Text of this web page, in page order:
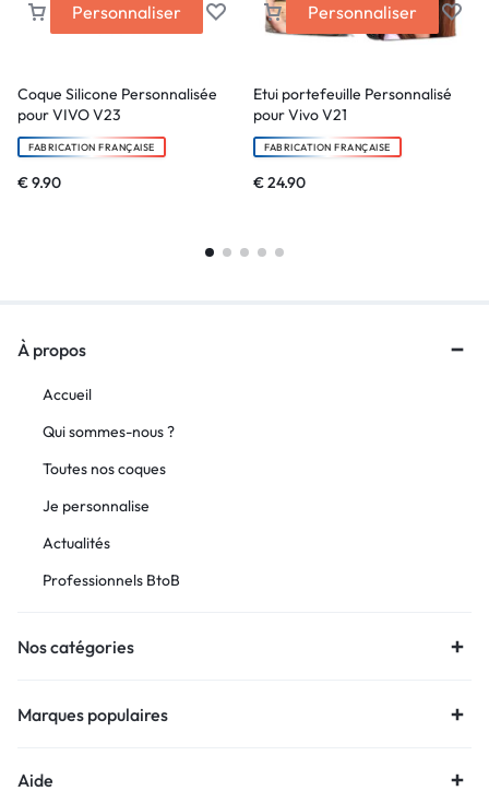
Personnaliser
Coque Silicone Personnalisée
pour VIVO V23
FABRICATION FRANÇAISE
€9.90
Personnaliser
Etui portefeuille Personnalisé
pour Vivo V21
FABRICATION FRANÇAISE
€24.90
À propos
Accueil
Qui sommes-nous ?
Toutes nos coques
Je personnalise
Actualités
Professionnels BtoB
Nos catégories
Marques populaires
Aide